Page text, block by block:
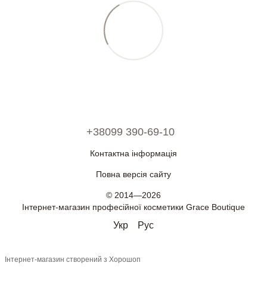
+38099 390-69-10
Контактна інформація
Повна версія сайту
© 2014—2026
Інтернет-магазин професійної косметики Grace Boutique
Укр Рус
Інтернет-магазин створений з Хорошоп